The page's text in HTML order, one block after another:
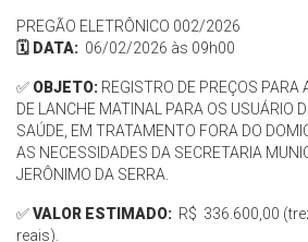
PREGÃO ELETRÔNICO 002/2026
🗓️ DATA: 06/02/2026 às 09h00
✅ OBJETO: REGISTRO DE PREÇOS PARA
DE LANCHE MATINAL PARA OS USUÁRIO
SAÚDE, EM TRATAMENTO FORA DO
AS NECESSIDADES DA SECRETARIA
JERÔNIMO DA SERRA.
✅VALOR ESTIMADO: R$ 336.600,00
reais).